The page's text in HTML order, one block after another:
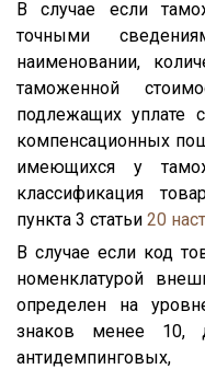
В случае если
точными
наименовании,
таможенной
подлежащих уплате
компенсационных
имеющихся у
классификация
пункта 3 статьи 20
В случае если код
номенклатурой
определен на
знаков менее 10,